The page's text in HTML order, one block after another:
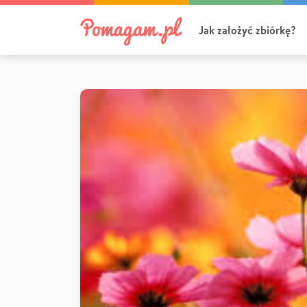
Jak założyć zbiórkę?